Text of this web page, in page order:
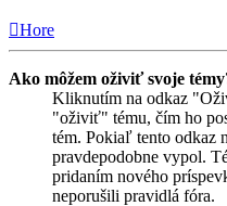
Hore
Ako môžem oživiť svoje
Kliknutím na odkaz
"oživiť" tému, čím ho
tém. Pokiaľ tento odkaz
pravdepodobne vypol.
pridaním nového
neporušili pravidlá fóra.